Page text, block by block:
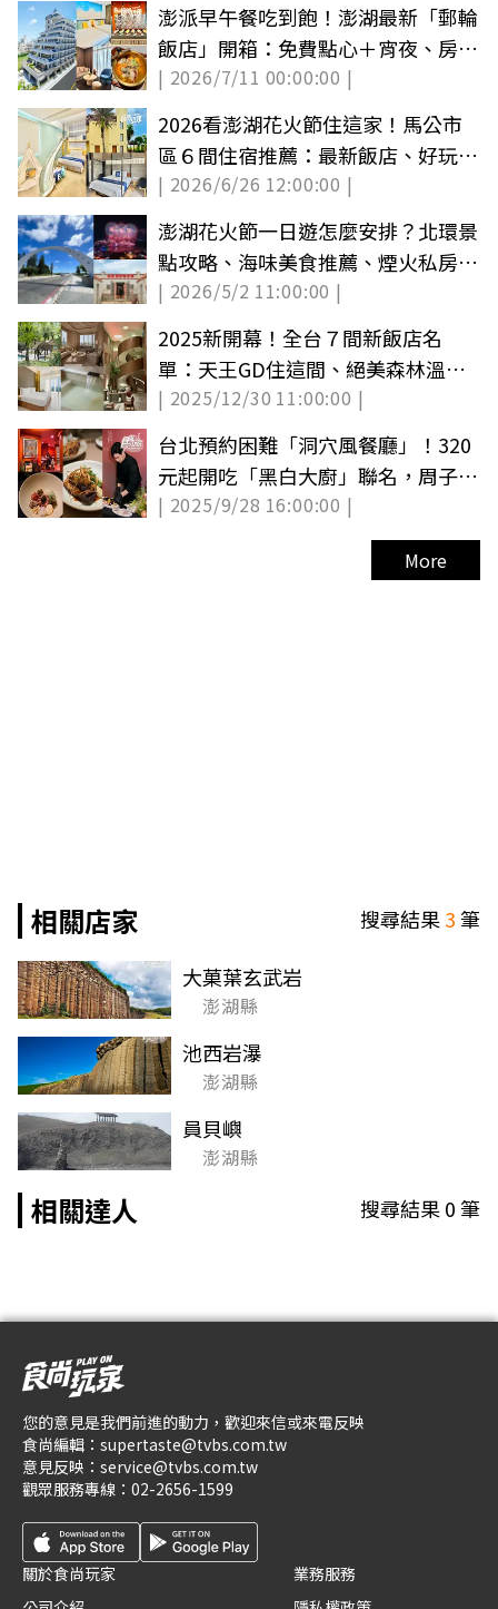
澎派早午餐吃到飽！澎湖最新「郵輪
飯店」開箱：免費點心＋宵夜、房型
推薦
| 2026/7/11 00:00:00 |
2026看澎湖花火節住這家！馬公市
區６間住宿推薦：最新飯店、好玩親
子房民宿
| 2026/6/26 12:00:00 |
澎湖花火節一日遊怎麼安排？北環景
點攻略、海味美食推薦、煙火私房景
點一次看
| 2026/5/2 11:00:00 |
2025新開幕！全台７間新飯店名
單：天王GD住這間、絕美森林溫
泉、無敵海景
| 2025/12/30 11:00:00 |
台北預約困難「洞穴風餐廳」！320
元起開吃「黑白大廚」聯名，周子瑜
推爆這款
| 2025/9/28 16:00:00 |
More
相關店家 搜尋結果3筆
大菓葉玄武岩
澎湖縣
池西岩瀑
澎湖縣
員貝嶼
澎湖縣
相關達人 搜尋結果0筆
您的意見是我們前進的動力，歡迎來信或來電反映
食尚編輯： supertaste@tvbs.com.tw
意見反映： service@tvbs.com.tw
觀眾服務專線： 02-2656-1599
關於食尚玩家
業務服務